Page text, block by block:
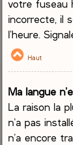
votre fuseau
incorrecte, il
l’heure.
Haut
Ma langue
La raison la
n’a pas
n’a encore